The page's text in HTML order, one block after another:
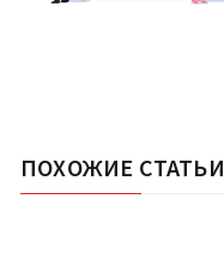
ПОХОЖИЕ СТАТЬИ